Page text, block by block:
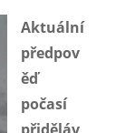
Aktuální
předpov
ěď
počasí
přiděláv